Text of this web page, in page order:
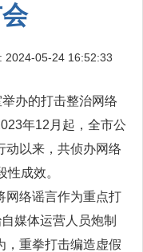
2024-05-24 16:52:33
办的打击整治网络
年12月起，全市公
动以来，共侦办网络
成效。
网络谣言作为重点打
媒体运营人员炮制
，重拳打击编造虚假